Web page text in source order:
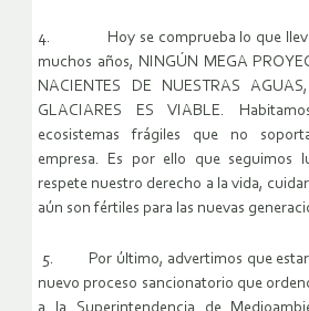
4. Hoy se comprueba lo que
muchos años, NINGÚN MEGA
NACIENTES DE NUESTRAS
GLACIARES ES VIABLE.
ecosistemas frágiles que no
empresa. Es por ello que seguimos
respete nuestro derecho a la vida,
aún son fértiles para las nuevas
5. Por último, advertimos que
nuevo proceso sancionatorio que